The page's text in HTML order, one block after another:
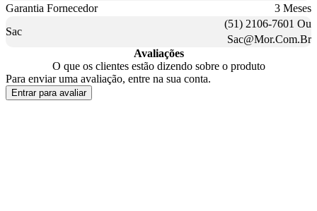
Garantia Fornecedor
3 Meses
Sac
(51) 2106-7601 Ou
Sac@Mor.Com.Br
Avaliações
O que os clientes estão dizendo sobre o produto
Para enviar uma avaliação, entre na sua conta.
Entrar para avaliar